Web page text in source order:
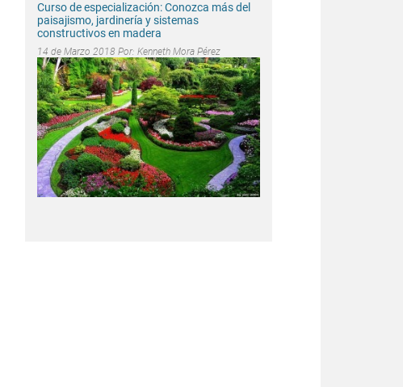
Curso de especialización: Conozca más del
paisajismo, jardinería y sistemas
constructivos en madera
14 de Marzo 2018 Por: Kenneth Mora Pérez